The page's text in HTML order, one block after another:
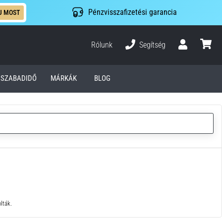
MOST Pénzvisszafizetési garancia
Rólunk
Segítség
SZABADIDŐ MÁRKÁK BLOG